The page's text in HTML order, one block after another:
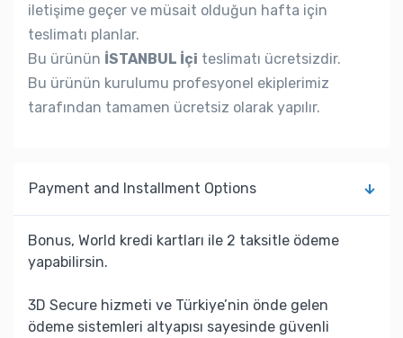
iletişime geçer ve müsait olduğun hafta için
teslimatı planlar.
Bu ürünün İSTANBUL İçi teslimatı ücretsizdir.
Bu ürünün kurulumu profesyonel ekiplerimiz
tarafından tamamen ücretsiz olarak yapılır.
Payment and Installment Options
Bonus, World kredi kartları ile 2 taksitle ödeme
yapabilirsin.
3D Secure hizmeti ve Türkiye’nin önde gelen
ödeme sistemleri altyapısı sayesinde güvenli